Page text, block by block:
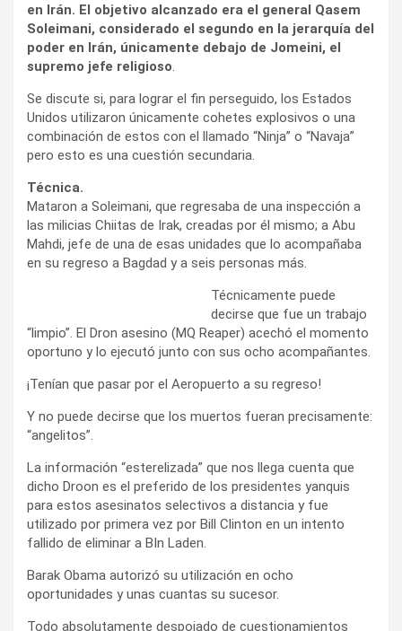
en Irán. El objetivo alcanzado era el general Qasem
Soleimani, considerado el segundo en la jerarquía del
poder en Irán, únicamente debajo de Jomeini, el
supremo jefe religioso.
Se discute si, para lograr el fin perseguido, los Estados
Unidos utilizaron únicamente cohetes explosivos o una
combinación de estos con el llamado “Ninja” o “Navaja”
pero esto es una cuestión secundaria.
Técnica.
Mataron a Soleimani, que regresaba de una inspección a
las milicias Chiitas de Irak, creadas por él mismo; a Abu
Mahdi, jefe de una de esas unidades que lo acompañaba
en su regreso a Bagdad y a seis personas más.
Técnicamente puede
decirse que fue un trabajo
“limpio”. El Dron asesino (MQ Reaper) acechó el momento
oportuno y lo ejecutó junto con sus ocho acompañantes.
¡Tenían que pasar por el Aeropuerto a su regreso!
Y no puede decirse que los muertos fueran precisamente:
“angelitos”.
La información “esterelizada” que nos llega cuenta que
dicho Droon es el preferido de los presidentes yanquis
para estos asesinatos selectivos a distancia y fue
utilizado por primera vez por Bill Clinton en un intento
fallido de eliminar a BIn Laden.
Barak Obama autorizó su utilización en ocho
oportunidades y unas cuantas su sucesor.
Todo absolutamente despojado de cuestionamientos